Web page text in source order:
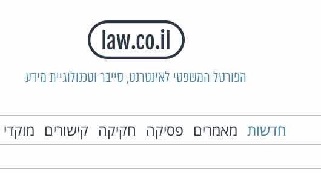
הפורטל המשפטי לאינטרנט, סייבר וטכנולוגיית מידע
חדשות מאמרים פסיקה חקיקה קישורים